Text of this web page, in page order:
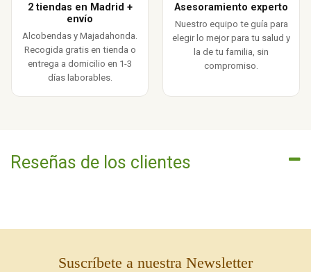
2 tiendas en Madrid +
envío
Alcobendas y Majadahonda.
Recogida gratis en tienda o
entrega a domicilio en 1-3
días laborables.
Asesoramiento experto
Nuestro equipo te guía para
elegir lo mejor para tu salud y
la de tu familia, sin
compromiso.
Reseñas de los clientes
Suscríbete a nuestra Newsletter